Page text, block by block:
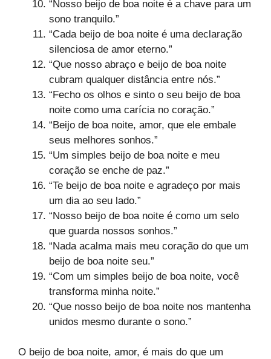
“Nosso beijo de boa noite é a chave para um
sono tranquilo.”
“Cada beijo de boa noite é uma declaração
silenciosa de amor eterno.”
“Que nosso abraço e beijo de boa noite
cubram qualquer distância entre nós.”
“Fecho os olhos e sinto o seu beijo de boa
noite como uma carícia no coração.”
“Beijo de boa noite, amor, que ele embale
seus melhores sonhos.”
“Um simples beijo de boa noite e meu
coração se enche de paz.”
“Te beijo de boa noite e agradeço por mais
um dia ao seu lado.”
“Nosso beijo de boa noite é como um selo
que guarda nossos sonhos.”
“Nada acalma mais meu coração do que um
beijo de boa noite seu.”
“Com um simples beijo de boa noite, você
transforma minha noite.”
“Que nosso beijo de boa noite nos mantenha
unidos mesmo durante o sono.”
O beijo de boa noite, amor, é mais do que um